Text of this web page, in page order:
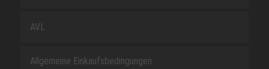
AVL
Allgemeine Einkaufsbedingungen